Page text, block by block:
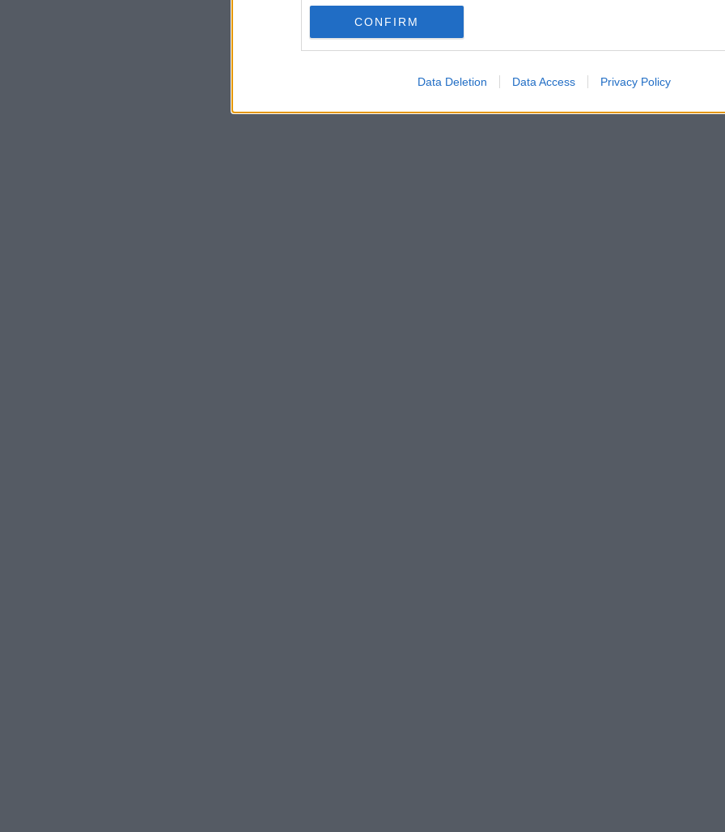
CONFIRM
Data Deletion Data Access Privacy Policy